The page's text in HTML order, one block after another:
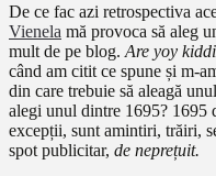
De ce fac azi retrospectiva
Vienela mă provoca să aleg
mult de pe blog. Are yoy
când am citit ce spune și m-
din care trebuie să aleagă
alegi unul dintre 1695? 1695
excepții, sunt amintiri, trăiri,
spot publicitar, de neprețuit.